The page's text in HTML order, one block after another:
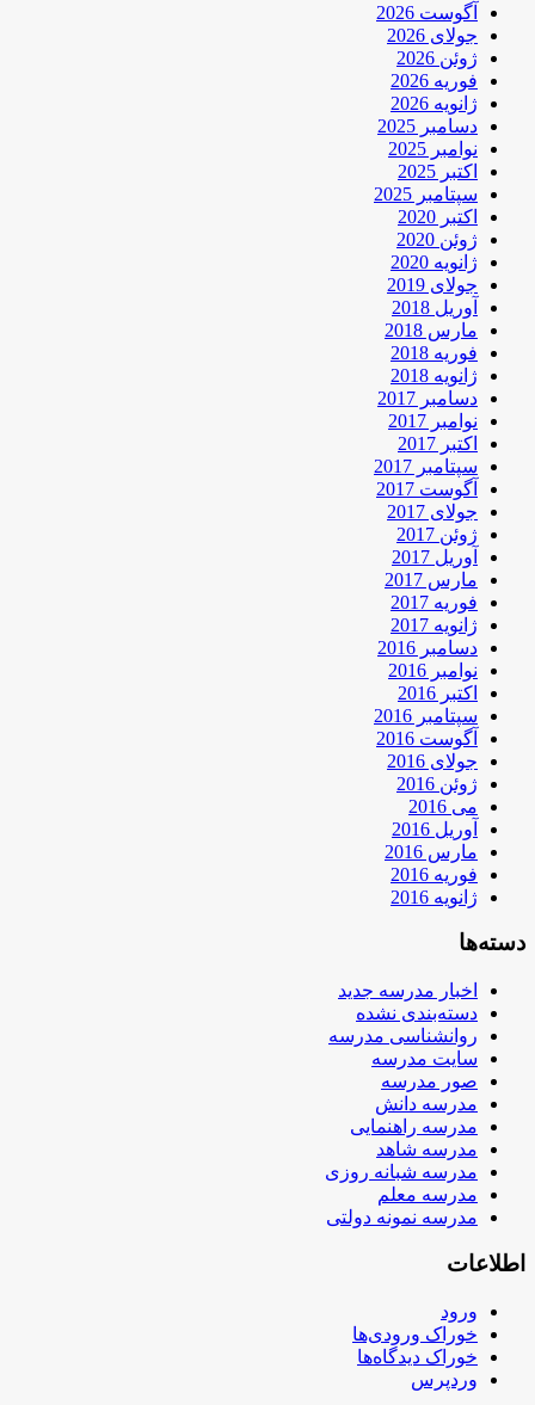
آگوست 2026
جولای 2026
ژوئن 2026
فوریه 2026
ژانویه 2026
دسامبر 2025
نوامبر 2025
اکتبر 2025
سپتامبر 2025
اکتبر 2020
ژوئن 2020
ژانویه 2020
جولای 2019
آوریل 2018
مارس 2018
فوریه 2018
ژانویه 2018
دسامبر 2017
نوامبر 2017
اکتبر 2017
سپتامبر 2017
آگوست 2017
جولای 2017
ژوئن 2017
آوریل 2017
مارس 2017
فوریه 2017
ژانویه 2017
دسامبر 2016
نوامبر 2016
اکتبر 2016
سپتامبر 2016
آگوست 2016
جولای 2016
ژوئن 2016
می 2016
آوریل 2016
مارس 2016
فوریه 2016
ژانویه 2016
دسته‌ها
اخبار مدرسه جدید
دسته‌بندی نشده
روانشناسی مدرسه
سایت مدرسه
صور مدرسه
مدرسه دانش
مدرسه راهنمایی
مدرسه شاهد
مدرسه شبانه روزی
مدرسه معلم
مدرسه نمونه دولتی
اطلاعات
ورود
خوراک ورودی‌ها
خوراک دیدگاه‌ها
وردپرس